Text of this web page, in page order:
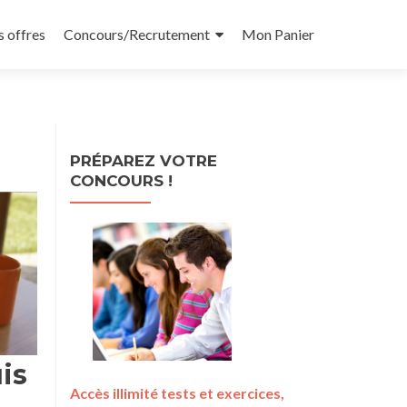
offres Concours/Recrutement Mon Panier
PRÉPAREZ VOTRE
CONCOURS !
Accès illimité tests et exercices,